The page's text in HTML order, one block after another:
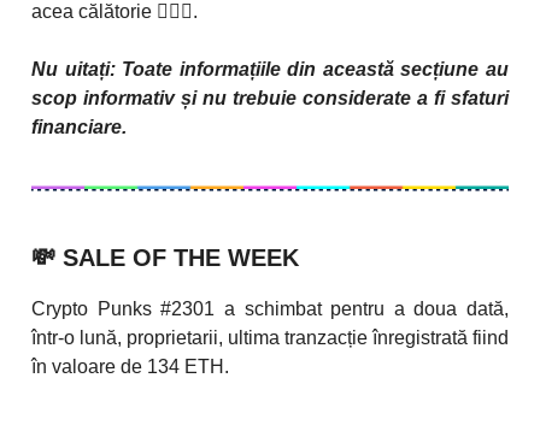
acea călătorie 🤷🏻‍♂️.
Nu uitați: Toate informațiile din această secțiune au
scop informativ și nu trebuie considerate a fi sfaturi
financiare.
💸 SALE OF THE WEEK
Crypto Punks #2301 a schimbat pentru a doua dată,
într-o lună, proprietarii, ultima tranzacție înregistrată fiind
în valoare de 134 ETH.